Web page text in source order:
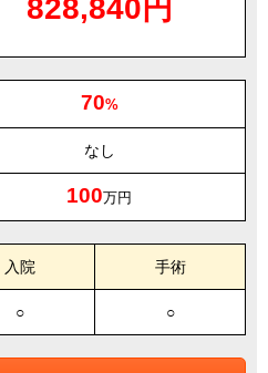
828,840円
70%
なし
100万円
入院 手術
○ ○